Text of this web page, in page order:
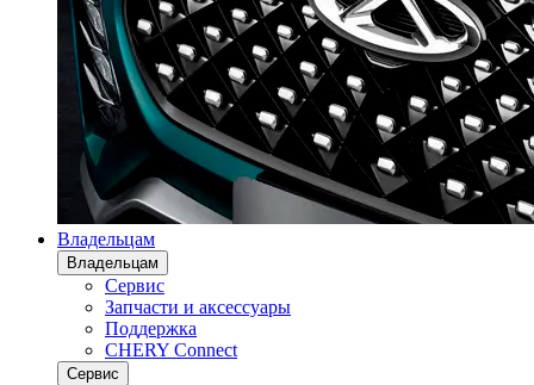
Владельцам
Владельцам
Сервис
Запчасти и аксессуары
Поддержка
CHERY Connect
Сервис